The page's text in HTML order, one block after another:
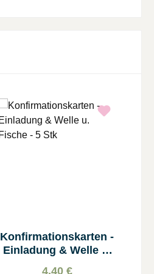
Konfirmationskarten -
Einladung & Welle u.
4,40 €